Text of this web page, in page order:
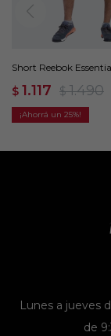
Short Reebok
$ 1.117 $ 1.490
25
Lunes a jueves
de